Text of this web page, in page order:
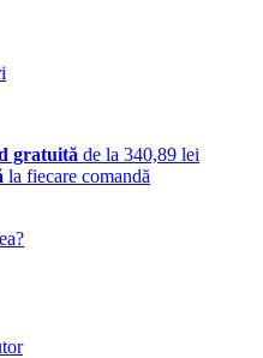
gratuită de la 340,89 lei
la fiecare comandă